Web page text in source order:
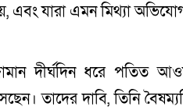
এবং যারা এমন মিথ্যা
দীর্ঘদিন ধরে পতিত
তাদের দাবি, তিনি